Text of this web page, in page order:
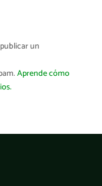
un
Aprende cómo